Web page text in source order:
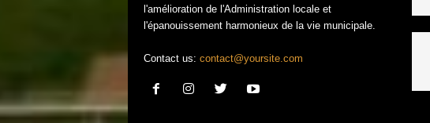
l'amélioration de l'Administration locale et
l'épanouissement harmonieux de la vie municipale.
Contact us: contact@yoursite.com